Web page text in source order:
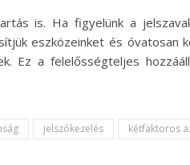
is. Ha figyelünk a
eszközeinket és óvatosan
Ez a felelősségteljes
jelszókezelés kétfaktoros